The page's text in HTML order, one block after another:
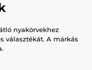
nyakörvekhez
választékát. A márkás